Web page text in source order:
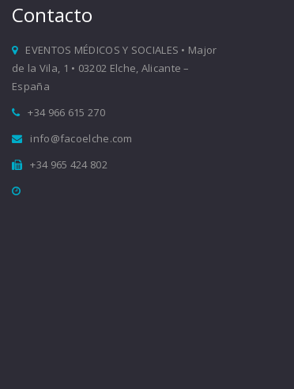
Contacto
EVENTOS MÉDICOS Y SOCIALES • Major
de la Vila, 1 • 03202 Elche, Alicante –
España
+34 966 615 270
info@facoelche.com
+34 965 424 802